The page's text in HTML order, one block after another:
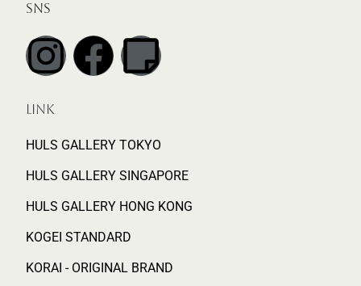
SNS
LINK
HULS GALLERY TOKYO
HULS GALLERY SINGAPORE
HULS GALLERY HONG KONG
KOGEI STANDARD
KORAI - ORIGINAL BRAND